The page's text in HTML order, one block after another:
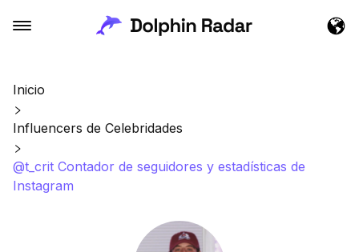
Inicio
Influencers de Celebridades
@t_crit Contador de seguidores y estadísticas de
Instagram